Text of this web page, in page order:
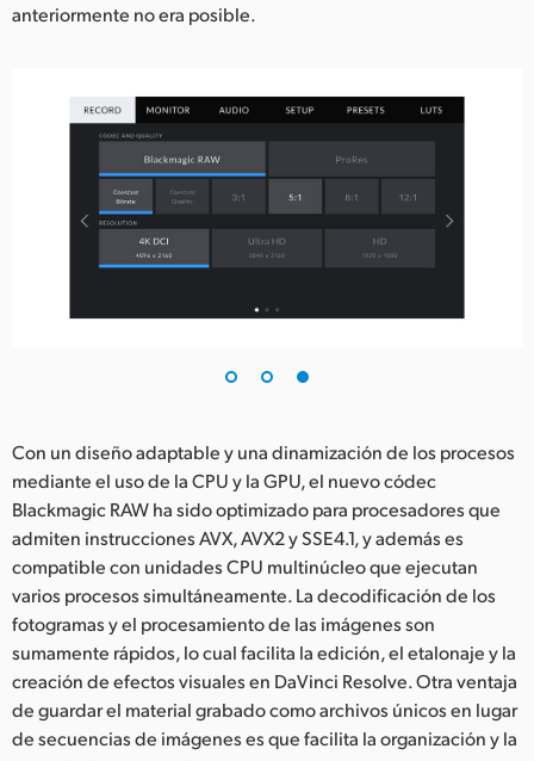
anteriormente no era posible.
Con un diseño adaptable y una dinamización de los procesos
mediante el uso de la CPU y la GPU, el nuevo códec
Blackmagic RAW ha sido optimizado para procesadores que
admiten instrucciones AVX, AVX2 y SSE4.1, y además es
compatible con unidades CPU multinúcleo que ejecutan
varios procesos simultáneamente. La decodificación de los
fotogramas y el procesamiento de las imágenes son
sumamente rápidos, lo cual facilita la edición, el etalonaje y la
creación de efectos visuales en DaVinci Resolve. Otra ventaja
de guardar el material grabado como archivos únicos en lugar
de secuencias de imágenes es que facilita la organización y la